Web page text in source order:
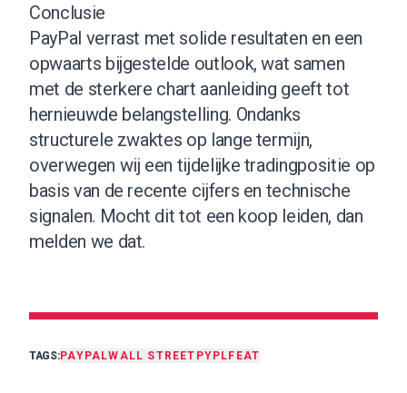
Conclusie
PayPal verrast met solide resultaten en een
opwaarts bijgestelde outlook, wat samen
met de sterkere chart aanleiding geeft tot
hernieuwde belangstelling. Ondanks
structurele zwaktes op lange termijn,
overwegen wij een tijdelijke tradingpositie op
basis van de recente cijfers en technische
signalen. Mocht dit tot een koop leiden, dan
melden we dat.
TAGS:PAYPALWALL STREET PYPL FEAT